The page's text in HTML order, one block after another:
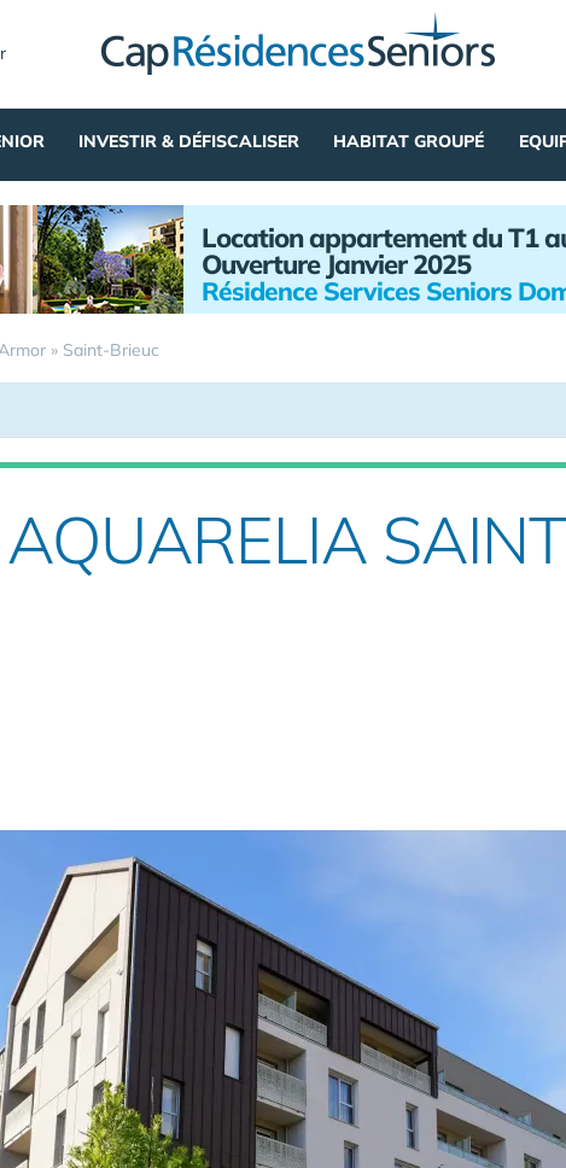
INVESTIR & DÉFISCALISER HABITAT GROUPÉ
Location appartement du T1
Ouverture Janvier 2025
Résidence Services Seniors
» Saint-Brieuc
SAINT